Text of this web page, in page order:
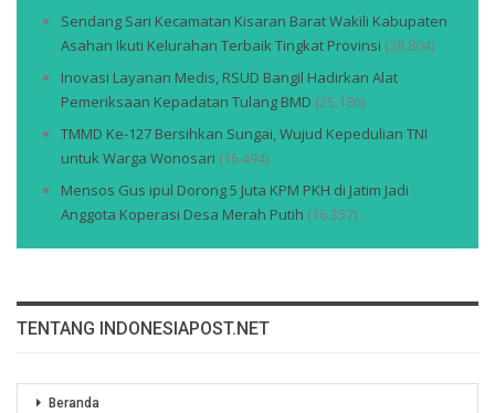
Sendang Sari Kecamatan Kisaran Barat Wakili Kabupaten
Asahan Ikuti Kelurahan Terbaik Tingkat Provinsi (28.804)
Inovasi Layanan Medis, RSUD Bangil Hadirkan Alat
Pemeriksaan Kepadatan Tulang BMD (25.186)
TMMD Ke-127 Bersihkan Sungai, Wujud Kepedulian TNI
untuk Warga Wonosari (16.494)
Mensos Gus ipul Dorong 5 Juta KPM PKH di Jatim Jadi
Anggota Koperasi Desa Merah Putih (16.357)
TENTANG INDONESIAPOST.NET
Beranda